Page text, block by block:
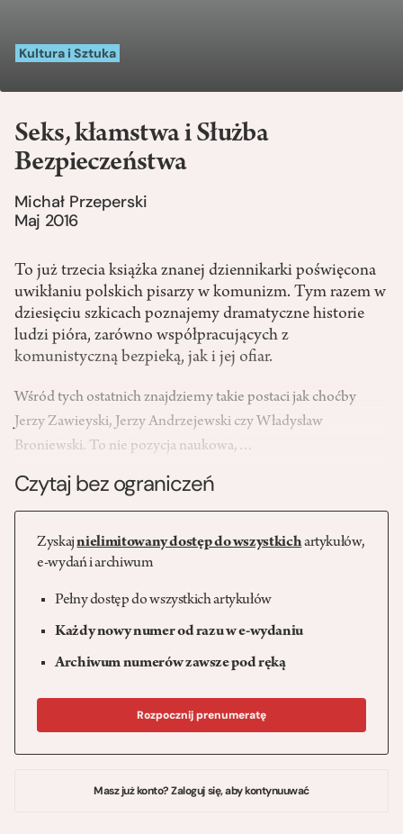
Kultura i Sztuka
Seks, kłamstwa i Służba
Bezpieczeństwa
Michał Przeperski
Maj 2016
To już trzecia książka znanej dziennikarki poświęcona
uwikłaniu polskich pisarzy w komunizm. Tym razem w
dziesięciu szkicach poznajemy dramatyczne historie
ludzi pióra, zarówno współpracujących z
komunistyczną bezpieką, jak i jej ofiar.
Wśród tych ostatnich znajdziemy takie postaci jak choćby
Jerzy Zawieyski, Jerzy Andrzejewski czy Władysław
Broniewski. To nie pozycja naukowa,…
Czytaj bez ograniczeń
Zyskajnielimitowany dostęp do wszystkichartykułów,
e-wydań i archiwum
Pełny dostęp do wszystkich artykułów
Każdy nowy numer od razu w e-wydaniu
Archiwum numerów zawsze pod ręką
Rozpocznij prenumeratę
Masz już konto? Zaloguj się, aby kontynuuwać